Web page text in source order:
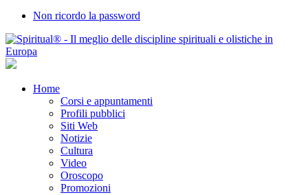
Non ricordo la password
Home
Corsi e appuntamenti
Profili pubblici
Siti Web
Notizie
Cultura
Video
Oroscopo
Promozioni